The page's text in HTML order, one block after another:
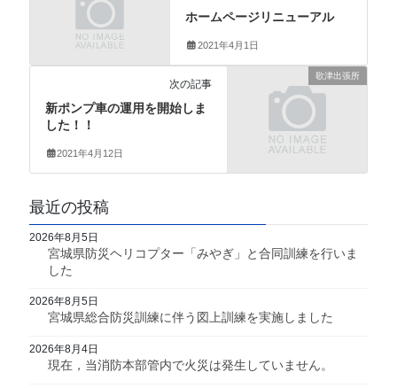
ホームページリニューアル
2021年4月1日
歌津出張所
次の記事
新ポンプ車の運用を開始しま
した！！
2021年4月12日
最近の投稿
宮城県防災ヘリコプター「みやぎ」と合同訓練を行いま
した
2026年8月5日
宮城県総合防災訓練に伴う図上訓練を実施しました
2026年8月5日
現在，当消防本部管内で火災は発生していません。
2026年8月4日